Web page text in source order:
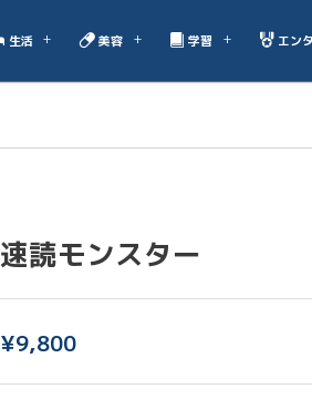
生活 美容 学習 エン
速読モンスター
¥9,800